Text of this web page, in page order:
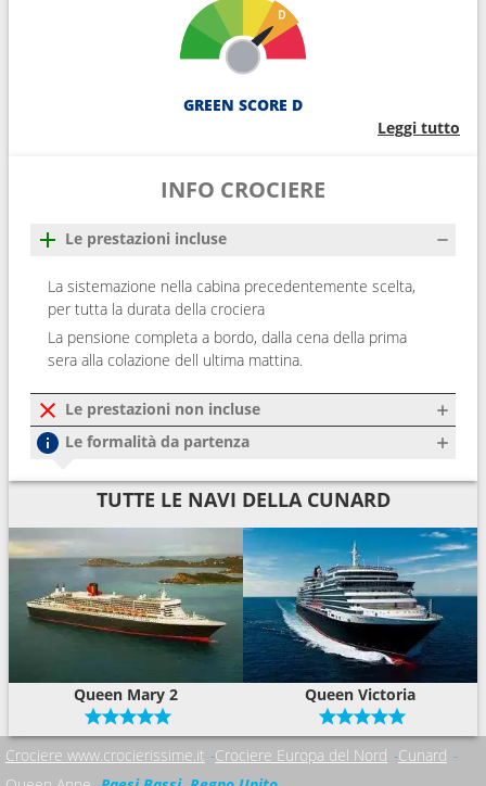
GREEN SCORE D
Leggi tutto
INFO CROCIERE
Le prestazioni incluse
La sistemazione nella cabina precedentemente scelta,
per tutta la durata della crociera
La pensione completa a bordo, dalla cena della prima
sera alla colazione dell ultima mattina.
Le prestazioni non incluse
Le formalità da partenza
TUTTE LE NAVI DELLA CUNARD
Queen Mary 2 Queen Victoria
Crociere www.crocierissime.it Crociere Europa del Nord Cunard